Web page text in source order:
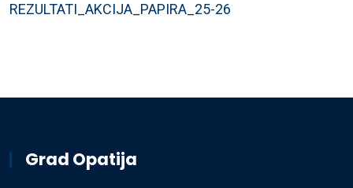
REZULTATI_AKCIJA_PAPIRA_25-26
Grad Opatija